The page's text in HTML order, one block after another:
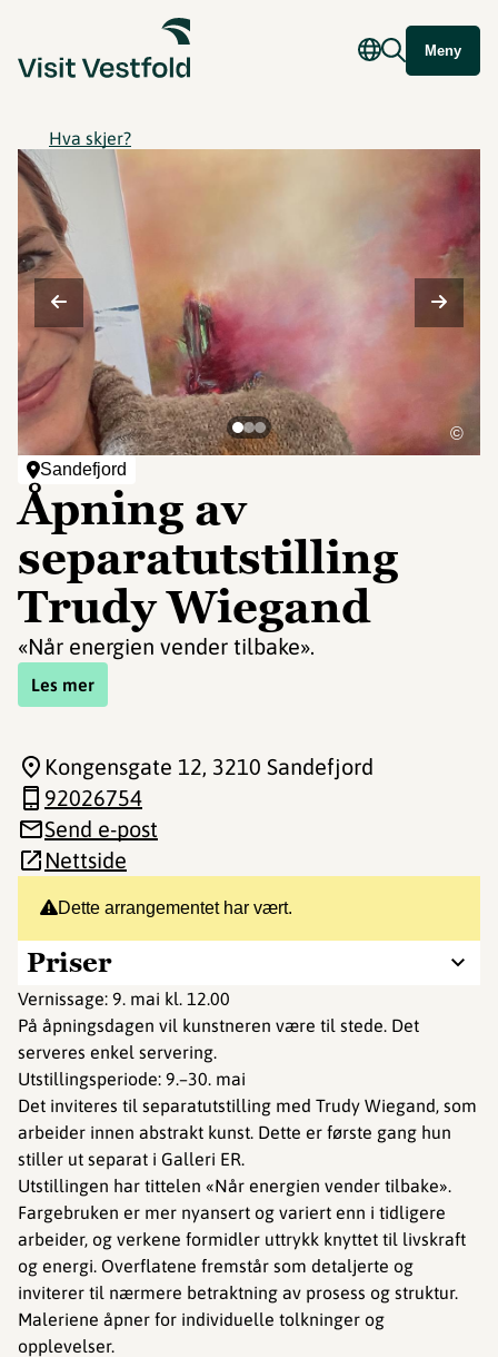
Meny
Hva skjer?
Sandefjord
Åpning av
separatutstilling
Trudy Wiegand
«Når energien vender tilbake».
Les mer
©
Dette arrangementet har vært.
Priser
Vernissage: 9. mai kl. 12.00
På åpningsdagen vil kunstneren være til stede. Det
serveres enkel servering.
Utstillingsperiode: 9.–30. mai
Det inviteres til separatutstilling med Trudy Wiegand, som
arbeider innen abstrakt kunst. Dette er første gang hun
stiller ut separat i Galleri ER.
Utstillingen har tittelen «Når energien vender tilbake».
Fargebruken er mer nyansert og variert enn i tidligere
arbeider, og verkene formidler uttrykk knyttet til livskraft
og energi. Overflatene fremstår som detaljerte og
inviterer til nærmere betraktning av prosess og struktur.
Maleriene åpner for individuelle tolkninger og
opplevelser.
Kongensgate 12, 3210 Sandefjord
92026754
Send e-post
Nettside